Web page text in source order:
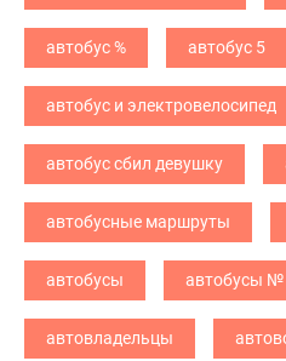
автобус % автобус 5
автобус и электровелосипед
автобус сбил девушку
автобусные маршруты
автобусы автобусы №
автовладельцы